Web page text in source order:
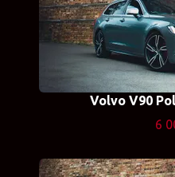
Volvo V90
6